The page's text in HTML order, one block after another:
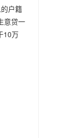
户籍
意贷一
10万